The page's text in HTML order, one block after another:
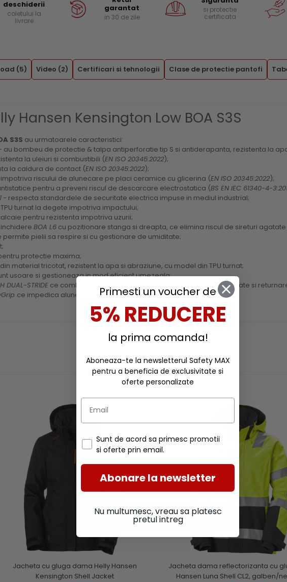
deschiderii
coletului la
livrare
garantat
in 30 de zile
si protectie
certificata
(5) Video (2) Certificari si tehnologii Clase de protectie pantofi
Hansen Kensington Low BOA S3S
S3S au urmatoarele caracteristici:
au bombeu de protectie & talpa antiperforatie tip S si antiderapanta, rezistenta la
la uleiuri si combustibili (EN ISO 20345:2022);
la caldura de contact (EN ISO 20345:2022);
riscului de alunecare pe placi ceramice cu glicerina (EN ISO 20345:2022);
pentru a preveni riscul de descarcare electrostatica (BS EN IEC 61340-4-
- respecta standardele de securitate electrica impuse in mediul industrial;
turnat la degete impotriva impactului;
pentru rezistenta impotriva uzurii;
BOA L6 cu pozitionare stanga si dreapta, ce elimina riscul de sireturi
pielii sa respire si cu gestionare de umiditate;
protectie maxima;
material tricotat, rezistent la apa si abraziune, cu model din TPU turnat;
usoare si gestioneaza in mod eficient umezeala;
DUAL-STRIDE ce combina spuma EVA cu materialul eTPU pentru stabilitate si
ce impedica alunecarea.
RECOMANDARI
Jacheta cu gluga dama Helly Hansen
Kensington Shell Jacket
Jacheta dama reflectorizanta cu
Hansen Luna Shell CL2, galben/
Primesti un voucher de
5% REDUCERE
la prima comanda!
Aboneaza-te la newsletterul Safety MAX
pentru a beneficia de exclusivitate si
oferte personalizate
Sunt de acord sa primesc promotii
si oferte prin email.
Abonare la newsletter
Nu multumesc, vreau sa platesc
pretul intreg